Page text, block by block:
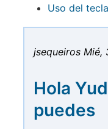
Uso del
jsequeiros Mié,
Hola
puedes